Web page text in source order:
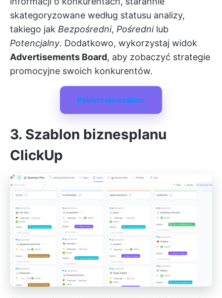
skategoryzowane według statusu analizy,
takiego jak Bezpośredni, Pośrednilub
Potencjalny. Dodatkowo, wykorzystaj widok
Advertisements Board, aby zobaczyć strategie
promocyjne swoich konkurentów.
Pobierz ten szablon
3. Szablon biznesplanu
ClickUp